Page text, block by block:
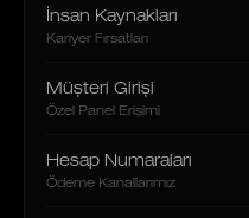
İnsan Kaynakları
Kariyer Fırsatları
Müşteri Girişi
Özel Panel Erişimi
Hesap Numaraları
Ödeme Kanallarımız